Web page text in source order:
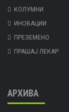
КОЛУМНИ
ИНОВАЦИИ
ПРЕЗЕМЕНО
ПРАШАЈ ЛЕКАР
АРХИВА